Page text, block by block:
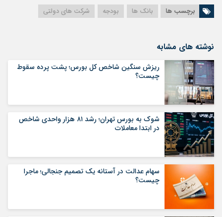
برچسب ها بانک ها بودجه شرکت های دولتی
نوشته های مشابه
ریزش سنگین شاخص کل بورس؛ پشت پرده سقوط
چیست؟
شوک به بورس تهران؛ رشد ۸۱ هزار واحدی شاخص
در ابتدا معاملات
سهام عدالت در آستانه یک تصمیم جنجالی؛ ماجرا
چیست؟